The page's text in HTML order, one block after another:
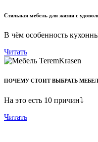
Стильная мебель для жизни с
В чём особенность
Читать
ПОЧЕМУ СТОИТ ВЫБРАТЬ МЕБЕЛЬ
На это есть 10 причин⤵
Читать